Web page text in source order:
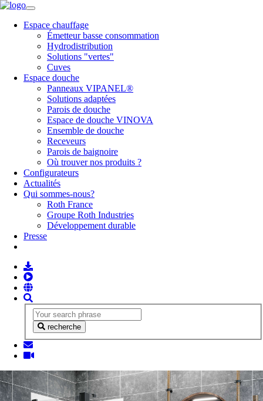
Espace chauffage
Émetteur basse consommation
Hydrodistribution
Solutions "vertes"
Cuves
Espace douche
Panneaux VIPANEL®
Solutions adaptées
Parois de douche
Espace de douche VINOVA
Ensemble de douche
Receveurs
Parois de baignoire
Où trouver nos produits ?
Configurateurs
Actualités
Qui sommes-nous?
Roth France
Groupe Roth Industries
Développement durable
Presse
recherche